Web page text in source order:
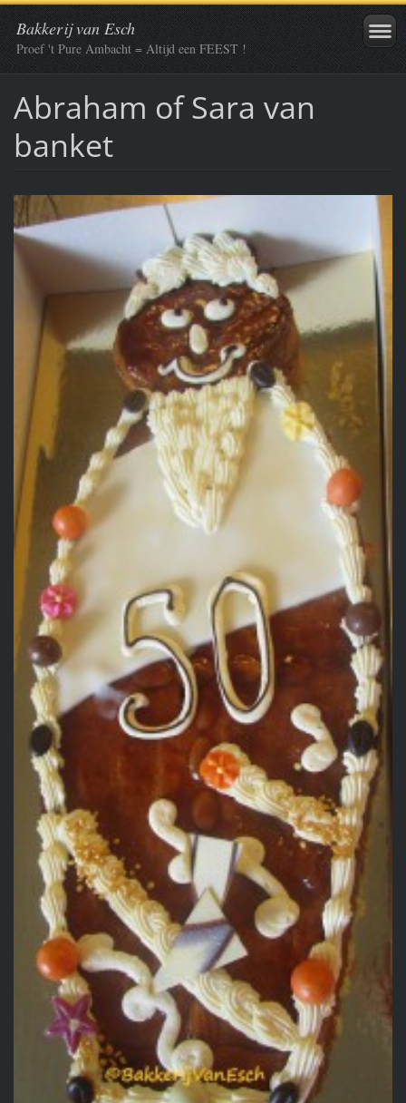
Bakkerij van Esch
Proef 't Pure Ambacht = Altijd een FEEST !
Abraham of Sara van
banket